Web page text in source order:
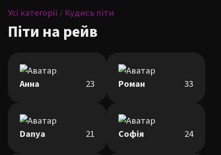
Усі категорії / Кудись піти
Піти на рейв
Анна 23 Роман 33
Danya 21 Софія 24